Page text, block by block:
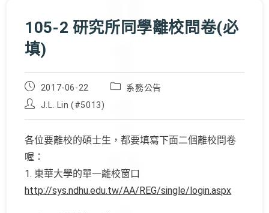
105-2 研究所同學離校問卷(必
填)
Post
published:
2017-06-22
Post
系務公告
Post
J.L. Lin (#5013)
各位要離校的碩士生，都要填寫下面二個離校問卷
喔：
1. 東華大學的單一離校窗口
http://sys.ndhu.edu.tw/AA/REG/single/login.aspx